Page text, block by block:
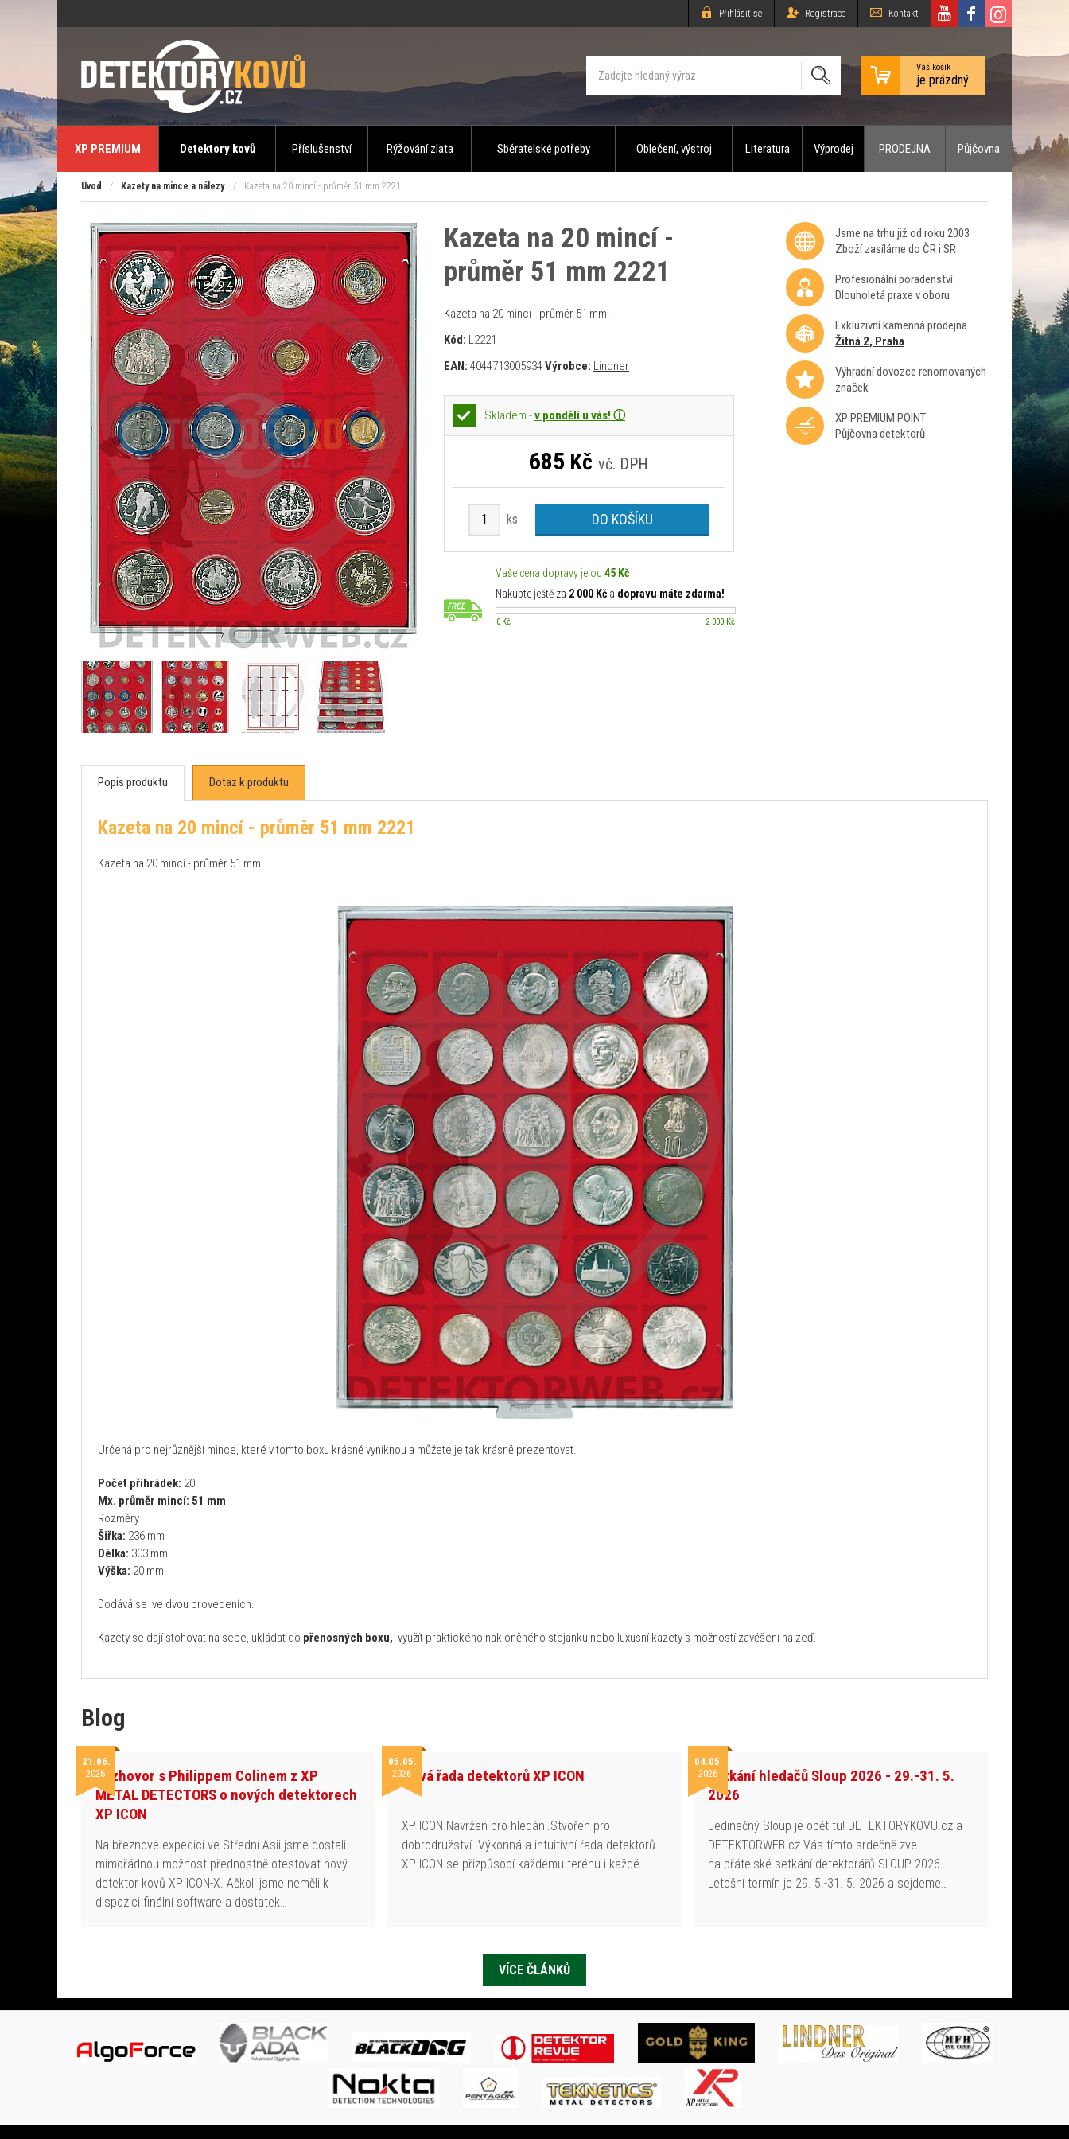
Přihlásit se Registrace Kontakt
Váš košík
je prázdný
XP PREMIUM Detektory kovů Příslušenství Rýžování zlata Sběratelské potřeby Oblečení, výstroj Literatura Výprodej PRODEJNA Půjčovna
Úvod / Kazety na mince a nálezy / Kazeta na 20 mincí - průměr 51 mm 2221
Kazeta na 20 mincí -
průměr 51 mm 2221
Kazeta na 20 mincí - průměr 51 mm.
Kód: L2221
EAN: 4044713005934Výrobce: Lindner
Skladem -v pondělí u vás! ⓘ
685 Kč vč. DPH
ks DO KOŠÍKU
Vaše cena dopravy je od 45 Kč
Nakupte ještě za 2 000 Kča dopravu máte zdarma!
0 Kč 2 000 Kč
Jsme na trhu již od roku 2003
Zboží zasíláme do ČR i SR
Profesionální poradenství
Dlouholetá praxe v oboru
Exkluzivní kamenná prodejna
Žitná 2, Praha
Výhradní dovozce renomovaných
značek
XP PREMIUM POINT
Půjčovna detektorů
Popis produktu Dotaz k produktu
Kazeta na 20 mincí - průměr 51 mm 2221
Kazeta na 20 mincí - průměr 51 mm.
Určená pro nejrůznější mince, které v tomto boxu krásně vyniknou a můžete je tak krásně prezentovat.
Počet přihrádek: 20
Mx. průměr mincí: 51 mm
Rozměry
Šiřka: 236 mm
Délka: 303 mm
Výška: 20 mm
Dodává se ve dvou provedeních.
Kazety se dají stohovat na sebe, ukládat do přenosných boxu, využít praktického nakloněného stojánku nebo luxusní kazety s možností zavěšení na zeď.
Blog
21.06.
2026Rozhovor s Philippem Colinem z XP
METAL DETECTORS o nových detektorech
XP ICON
Na březnové expedici ve Střední Asii jsme dostali
mimořádnou možnost přednostně otestovat nový
detektor kovů XP ICON-X. Ačkoli jsme neměli k
dispozici finální software a dostatek…
05.05.
2026Nová řada detektorů XP ICON
XP ICON Navržen pro hledání.Stvořen pro
dobrodružství. Výkonná a intuitivní řada detektorů
XP ICON se přizpůsobí každému terénu i každé…
04.05.
2026Setkání hledačů Sloup 2026 - 29.-31. 5.
2026
Jedinečný Sloup je opět tu! DETEKTORYKOVU.cz a
DETEKTORWEB.cz Vás tímto srdečně zve
na přátelské setkání detektorářů SLOUP 2026.
Letošní termín je 29. 5.-31. 5. 2026 a sejdeme…
VÍCE ČLÁNKŮ